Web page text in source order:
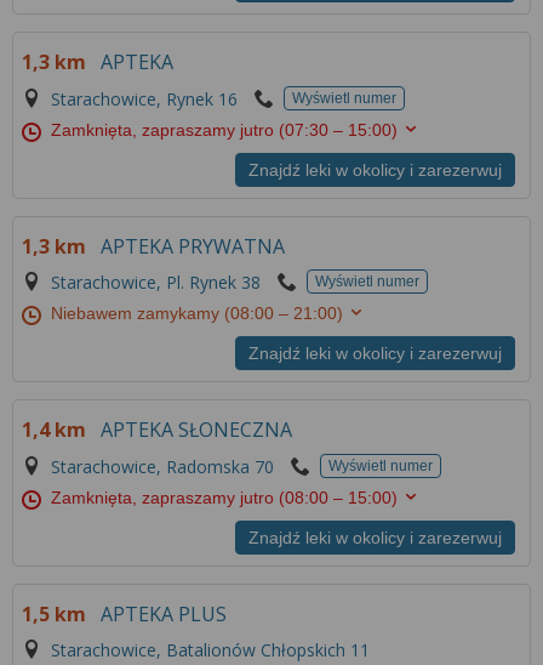
1,3 km APTEKA
Starachowice, Rynek 16 Wyświetl numer
Zamknięta, zapraszamy jutro (07:30 – 15:00)
Znajdź leki w okolicy i zarezerwuj
1,3 km APTEKA PRYWATNA
Starachowice, Pl. Rynek 38 Wyświetl numer
Niebawem zamykamy (08:00 – 21:00)
Znajdź leki w okolicy i zarezerwuj
1,4 km APTEKA SŁONECZNA
Starachowice, Radomska 70 Wyświetl numer
Zamknięta, zapraszamy jutro (08:00 – 15:00)
Znajdź leki w okolicy i zarezerwuj
1,5 km APTEKA PLUS
Starachowice, Batalionów Chłopskich 11